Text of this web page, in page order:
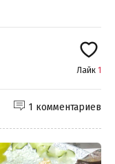
Лайк 1
1 комментариев